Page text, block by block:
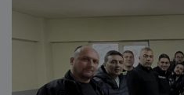
E-Belediye